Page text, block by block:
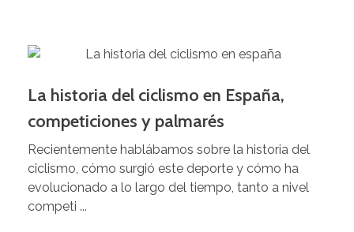
La historia del ciclismo en España,
competiciones y palmarés
Recientemente hablábamos sobre la historia del
ciclismo, cómo surgió este deporte y cómo ha
evolucionado a lo largo del tiempo, tanto a nivel
competi ...